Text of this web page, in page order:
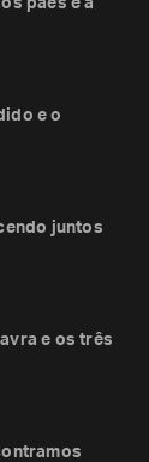
pães e a
e o
juntos
e os três